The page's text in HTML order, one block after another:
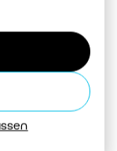
das
wenn der
liegt – so